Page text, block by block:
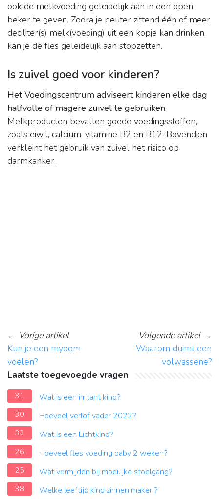
ook de melkvoeding geleidelijk aan in een open
beker te geven. Zodra je peuter zittend één of meer
deciliter(s) melk(voeding) uit een kopje kan drinken,
kan je de fles geleidelijk aan stopzetten.
Is zuivel goed voor kinderen?
Het Voedingscentrum adviseert kinderen elke dag
halfvolle of magere zuivel te gebruiken.
Melkproducten bevatten goede voedingsstoffen,
zoals eiwit, calcium, vitamine B2 en B12. Bovendien
verkleint het gebruik van zuivel het risico op
darmkanker.
← Vorige artikel
Kun je een myoom
voelen?
Volgende artikel→
Waarom duimt een
volwassene?
Laatste toegevoegde vragen
31
Wat is een irritant kind?
30
Hoeveel verlof vader 2022?
32
Wat is een Lichtkind?
26
Hoeveel fles voeding baby 2 weken?
25
Wat vermijden bij moeilijke stoelgang?
38
Welke leeftijd kind zinnen maken?